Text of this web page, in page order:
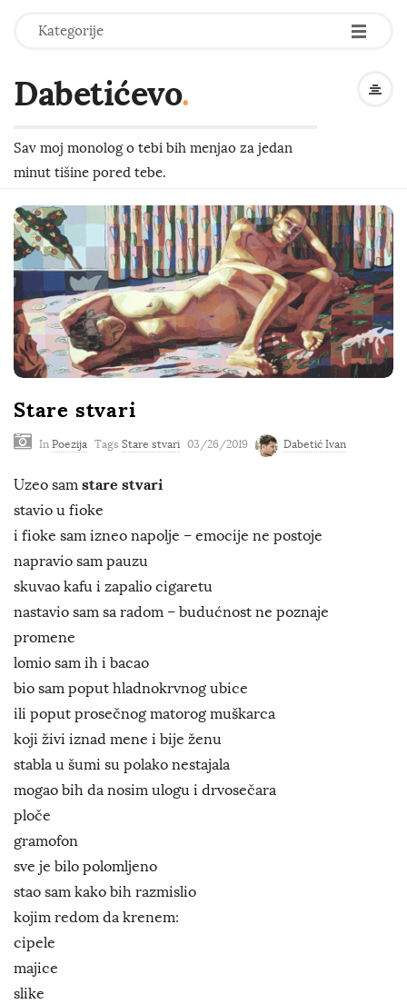
Kategorije -
-
-
Dabetićevo.
Sav moj monolog o tebi bih menjao za jedan
minut tišine pored tebe.
Stare stvari
In Poezija Tags Stare stvari 03/26/2019 Dabetić Ivan
Uzeo sam stare stvari
stavio u fioke
i fioke sam izneo napolje – emocije ne postoje
napravio sam pauzu
skuvao kafu i zapalio cigaretu
nastavio sam sa radom – budućnost ne poznaje
promene
lomio sam ih i bacao
bio sam poput hladnokrvnog ubice
ili poput prosečnog matorog muškarca
koji živi iznad mene i bije ženu
stabla u šumi su polako nestajala
mogao bih da nosim ulogu i drvosečara
ploče
gramofon
sve je bilo polomljeno
stao sam kako bih razmislio
kojim redom da krenem:
cipele
majice
slike